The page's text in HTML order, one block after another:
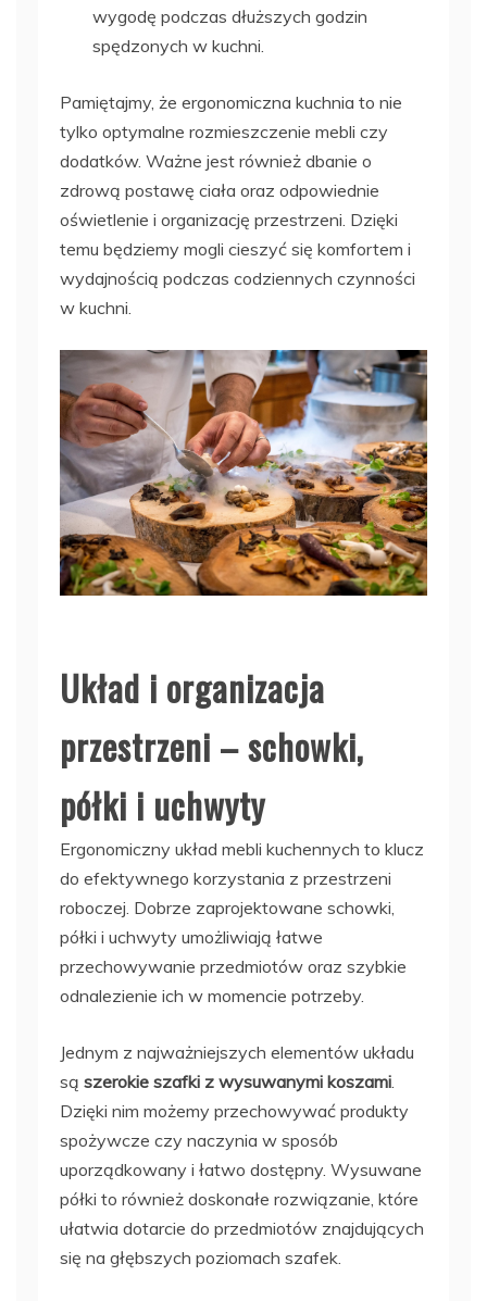
wygodę podczas dłuższych godzin
spędzonych w kuchni.
Pamiętajmy, że ergonomiczna kuchnia to nie
tylko optymalne rozmieszczenie mebli czy
dodatków. Ważne jest również dbanie o
zdrową postawę ciała oraz odpowiednie
oświetlenie i organizację przestrzeni. Dzięki
temu będziemy mogli cieszyć się komfortem i
wydajnością podczas codziennych czynności
w kuchni.
Układ i organizacja
przestrzeni – schowki,
półki i uchwyty
Ergonomiczny układ mebli kuchennych to klucz
do efektywnego korzystania z przestrzeni
roboczej. Dobrze zaprojektowane schowki,
półki i uchwyty umożliwiają łatwe
przechowywanie przedmiotów oraz szybkie
odnalezienie ich w momencie potrzeby.
Jednym z najważniejszych elementów układu
są szerokie szafki z wysuwanymi koszami
Dzięki nim możemy przechowywać produkty
spożywcze czy naczynia w sposób
uporządkowany i łatwo dostępny. Wysuwane
półki to również doskonałe rozwiązanie, które
ułatwia dotarcie do przedmiotów znajdujących
się na głębszych poziomach szafek.